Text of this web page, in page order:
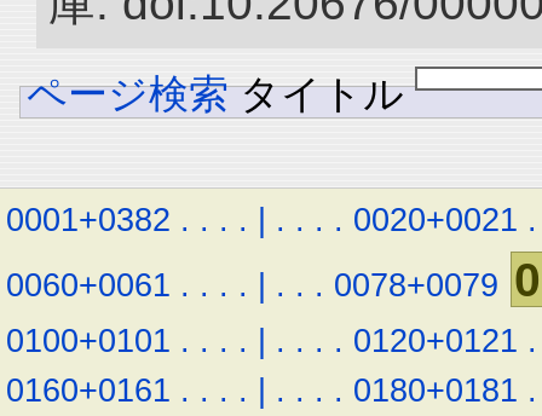
ページ検索 タイトル
0001+0382 . . . . | . . . . 0020+0021 .
0060+0061 . . . . | . . . 0078+0079
0100+0101 . . . . | . . . . 0120+0121 .
0160+0161 . . . . | . . . . 0180+0181 .